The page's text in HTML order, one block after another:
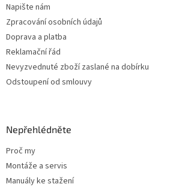
p
i
Napište nám
Zpracování osobních údajů
Doprava a platba
Reklamační řád
Nevyzvednuté zboží zaslané na dobírku
Odstoupení od smlouvy
Nepřehlédněte
Proč my
Montáže a servis
Manuály ke stažení